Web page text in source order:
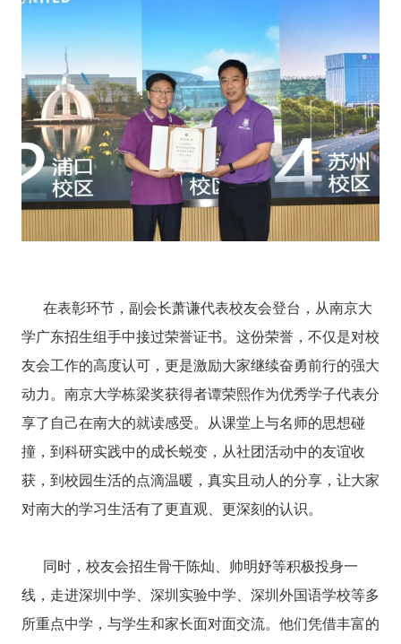
在表彰环节，副会长萧谦代表校友会登台，从南京大
学广东招生组手中接过荣誉证书。这份荣誉，不仅是对校
友会工作的高度认可，更是激励大家继续奋勇前行的强大
动力。 南京大学栋梁奖获得者谭荣熙作为优秀学子代表分
享了自己在南大的就读感受。从课堂上与名师的思想碰
撞，到科研实践中的成长蜕变，从社团活动中的友谊收
获，到校园生活的点滴温暖，真实且动人的分享，让大家
对南大的学习生活有了更直观、更深刻的认识。
同时，校友会招生骨干陈灿、帅明妤等积极投身一
线，走进深圳中学、深圳实验中学、深圳外国语学校等多
所重点中学，与学生和家长面对面交流。他们凭借丰富的